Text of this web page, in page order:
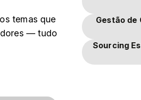
temas que
— tudo
Gestão de
Sourcing